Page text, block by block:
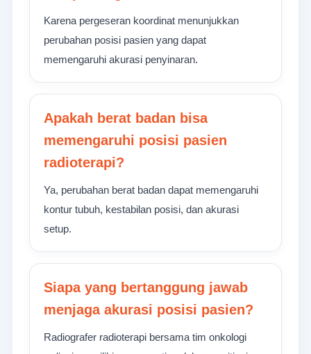
Karena pergeseran koordinat menunjukkan
perubahan posisi pasien yang dapat
memengaruhi akurasi penyinaran.
Apakah berat badan bisa
memengaruhi posisi pasien
radioterapi?
Ya, perubahan berat badan dapat memengaruhi
kontur tubuh, kestabilan posisi, dan akurasi
setup.
Siapa yang bertanggung jawab
menjaga akurasi posisi pasien?
Radiografer radioterapi bersama tim onkologi